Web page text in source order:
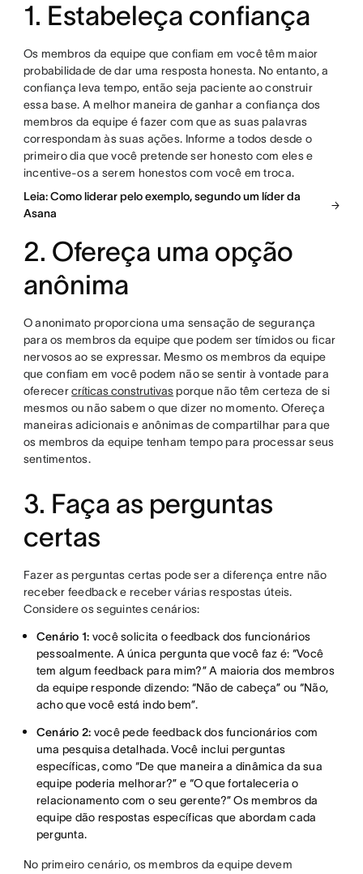
1. Estabeleça confiança
Os membros da equipe que confiam em você têm maior
probabilidade de dar uma resposta honesta. No entanto, a
confiança leva tempo, então seja paciente ao construir
essa base. A melhor maneira de ganhar a confiança dos
membros da equipe é fazer com que as suas palavras
correspondam às suas ações. Informe a todos desde o
primeiro dia que você pretende ser honesto com eles e
incentive-os a serem honestos com você em troca.
Leia: Como liderar pelo exemplo, segundo um líder da
Asana
2. Ofereça uma opção
anônima
O anonimato proporciona uma sensação de segurança
para os membros da equipe que podem ser tímidos ou ficar
nervosos ao se expressar. Mesmo os membros da equipe
que confiam em você podem não se sentir à vontade para
oferecercríticas construtivas porque não têm certeza de si
mesmos ou não sabem o que dizer no momento. Ofereça
maneiras adicionais e anônimas de compartilhar para que
os membros da equipe tenham tempo para processar seus
sentimentos.
3. Faça as perguntas
certas
Fazer as perguntas certas pode ser a diferença entre não
receber feedback e receber várias respostas úteis.
Considere os seguintes cenários:
Cenário 1: você solicita o feedback dos funcionários
pessoalmente. A única pergunta que você faz é: “Você
tem algum feedback para mim?” A maioria dos membros
da equipe responde dizendo: “Não de cabeça” ou “Não,
acho que você está indo bem”.
Cenário 2: você pede feedback dos funcionários com
uma pesquisa detalhada. Você inclui perguntas
específicas, como “De que maneira a dinâmica da sua
equipe poderia melhorar?” e “O que fortaleceria o
relacionamento com o seu gerente?” Os membros da
equipe dão respostas específicas que abordam cada
pergunta.
No primeiro cenário, os membros da equipe devem